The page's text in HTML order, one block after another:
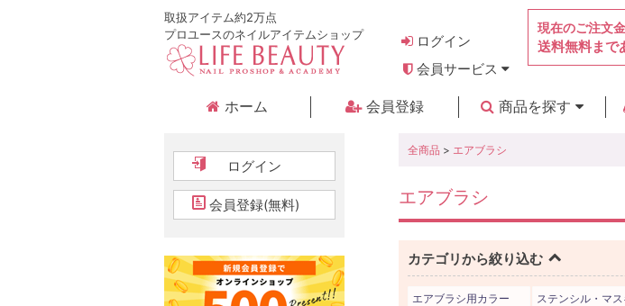
取扱アイテム約2万点
プロユースのネイルアイテムショップ
ログイン
会員サービス
現在のご注文
送料無料まで
ホーム 会員登録
商品を探す
全商品 > エアブラシ
エアブラシ
カテゴリから絞り込む
エアブラシ用カラー
ステンシル・マス
ログイン
会員登録(無料)